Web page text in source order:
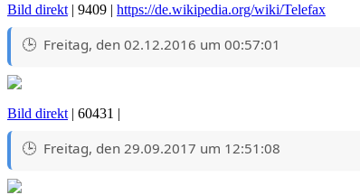
Bild direkt | 9409 | https://de.wikipedia.org/wiki/Telefax
Freitag, den 02.12.2016 um 00:57:01
Bild direkt | 60431 |
Freitag, den 29.09.2017 um 12:51:08